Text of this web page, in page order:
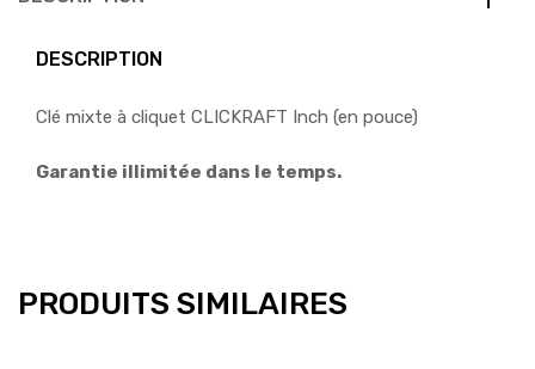
DESCRIPTION
Clé mixte à cliquet CLICKRAFT Inch (en pouce)
Garantie illimitée dans le temps.
PRODUITS SIMILAIRES